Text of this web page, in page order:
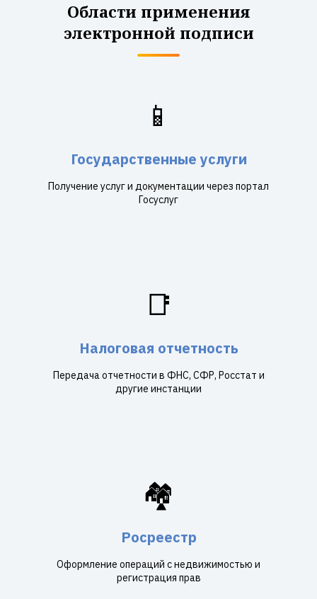
Области применения
электронной подписи
📱
Государственные услуги
Получение услуг и документации через портал
Госуслуг
📑
Налоговая отчетность
Передача отчетности в ФНС, СФР, Росстат и
другие инстанции
🏘️
Росреестр
Оформление операций с недвижимостью и
регистрация прав